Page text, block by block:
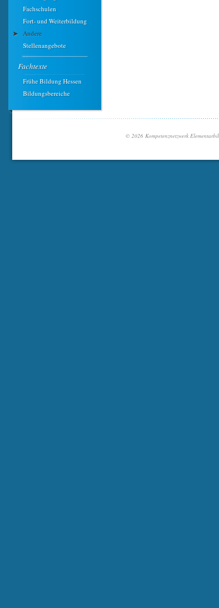
Fachschulen
Fort- und Weiterbildung
Andere
Stellenangebote
Fachtexte
Frühe Bildung Hessen
Bildungsbereiche
© 2026 Kompetenznetzwerk